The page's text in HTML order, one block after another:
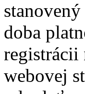
doba
registrácii
webovej